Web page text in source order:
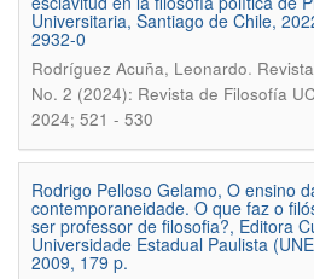
Universitaria, Santiago de Chile,
2932-0
Rodríguez Acuña, Leonardo.
No. 2 (2024): Revista de Filosofía
2024; 521 - 530
Rodrigo Pelloso Gelamo, O ensino
contemporaneidade. O que faz o
ser professor de filosofia?, Editora
Universidade Estadual Paulista
2009, 179 p.